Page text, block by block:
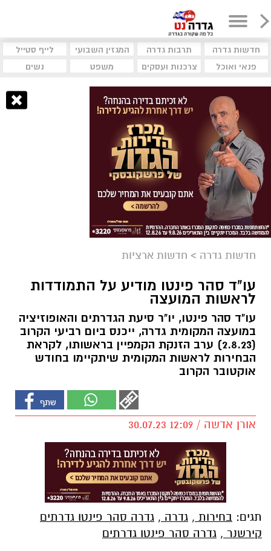
חדשות גדרה תרבות גדרה המגזין השבועי
לייף סטייל
פנאי ואוכל
צרכנות ועסקים משפט נשים
חדשות גדרה > חדשות ארציות
עו"ד סהר פינטו מודיע על התמודדות
לראשות המועצה
עו"ד סהר פינטו, יו"ר סיעת הגדרתים והאופוזיציה
במועצה המקומית גדרה, ייכנס ביום רביעי הקרוב
(2.8.23) ערב הזנקת הקמפיין בראשותו, לקראת
הבחירות לראשות המקומית שיתקיימו בחודש
אוקטובר הקרוב
אורן אדשה / 12:09 30.07.23
תגים: בחירות , גדרה , גדרה סהר פינטו גדרתים
קירשנר , גדרה סהר פינטו גדרתים